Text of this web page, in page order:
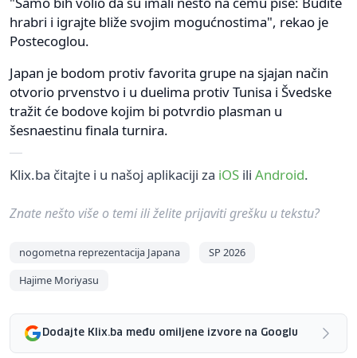
hrabri i igrajte bliže svojim mogućnostima", rekao je
Postecoglou.
Japan je bodom protiv favorita grupe na sjajan način
otvorio prvenstvo i u duelima protiv Tunisa i Švedske
tražit će bodove kojim bi potvrdio plasman u
šesnaestinu finala turnira.
Klix.ba čitajte i u našoj aplikaciji za iOS ili Android.
Znate nešto više o temi ili želite prijaviti grešku u tekstu?
nogometna reprezentacija Japana
SP 2026
Hajime Moriyasu
Dodajte Klix.ba među omiljene izvore na Googlu